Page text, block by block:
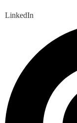
LinkedIn